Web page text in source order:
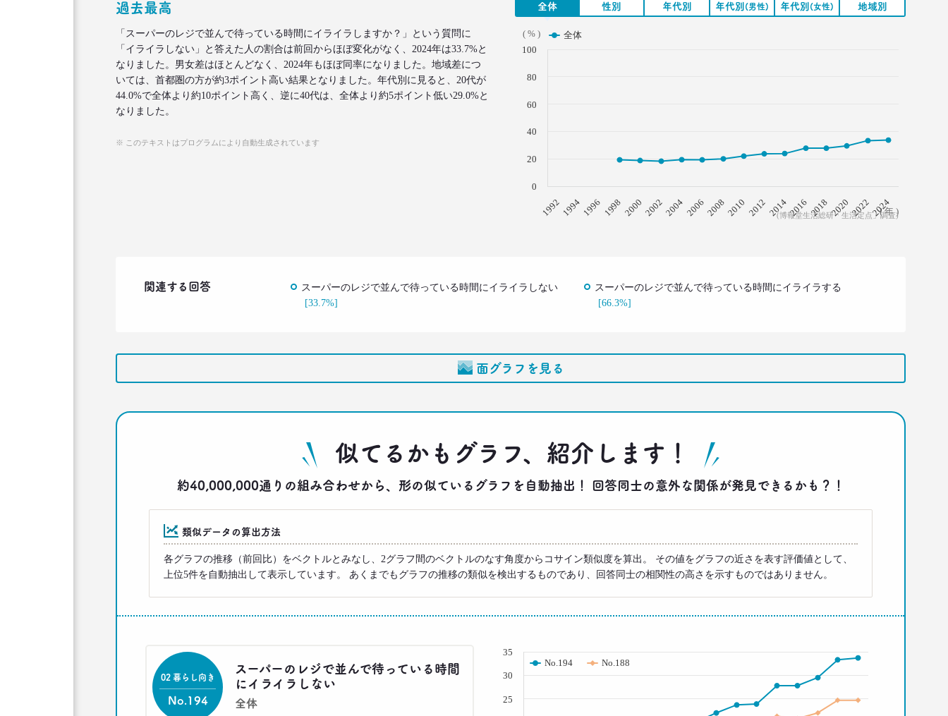
全体 性別 年代別 年代別 (男性) 年代別 (女性) 地域別
( 年 )
( % )
(博報堂生活総研「生活定点」調査)
全体
1992 1994 1996 1998 2000 20022004 200620082010 2012 20142016 2018202020222024
0
20
40
60
80
100
過去最高
「スーパーのレジで並んで待っている時間にイライラしますか？」という質問に
「イライラしない」と答えた人の割合は前回からほぼ変化がなく、2024年は33.7%と
なりました。男女差はほとんどなく、2024年もほぼ同率になりました。地域差につ
いては、首都圏の方が約3ポイント高い結果となりました。年代別に見ると、20代が
44.0%で全体より約10ポイント高く、逆に40代は、全体より約5ポイント低い29.0%と
なりました。
※ このテキストはプログラムにより自動生成されています
関連する回答
スーパーのレジで並んで待っている時間にイライラしない
[33.7%]
スーパーのレジで並んで待っている時間にイライラする
[66.3%]
面グラフを見る
似てるかもグラフ、紹介します！
約40,000,000通りの組み合わせから、形の似ているグラフを自動抽出！ 回答同士の意外な関係が発見できるかも？！
類似データの算出方法
各グラフの推移（前回比）をベクトルとみなし、2グラフ間のベクトルのなす角度からコサイン類似度を算出。 その値をグラフの近さを表す評価値として、
上位5件を自動抽出して表示しています。 あくまでもグラフの推移の類似を検出するものであり、回答同士の相関性の高さを示すものではありません。
スーパーのレジで並んで待っている時間
にイライラしない
全体
02 暮らし向き
No.194
No.194 No.188
30
25
35